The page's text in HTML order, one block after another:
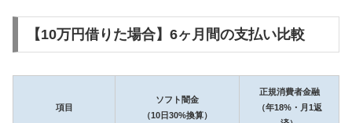
【10万円借りた場合】6ヶ月間の支払い比較
項目
ソフト闇金
（10日30%換算）
正規消費者金融
（年18%・月1返